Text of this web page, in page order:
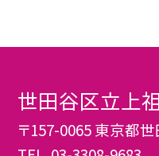
世田谷区立上
〒157-0065 東京都